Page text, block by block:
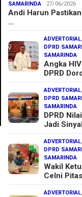
SAMARINDA
27/06/2026
Andi Harun
…
ADVERTORIAL,
DPRD
SAMARINDA
Angka
DPRD
ADVERTORIAL,
DPRD
SAMARINDA
DPRD
Jadi
ADVERTORIAL,
DPRD
SAMARINDA
Wakil
Celni
ADVERTORIAL,